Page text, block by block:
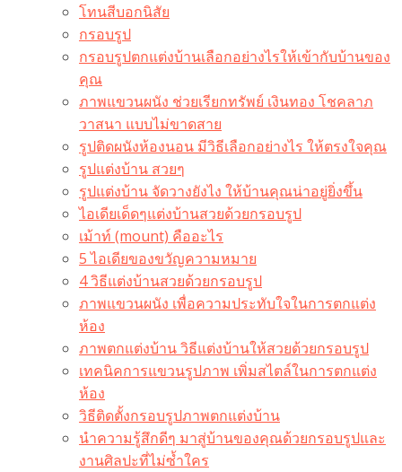
โทนสีบอกนิสัย
กรอบรูป
กรอบรูปตกแต่งบ้านเลือกอย่างไรให้เข้ากับบ้านของ
คุณ
ภาพแขวนผนัง ช่วยเรียกทรัพย์ เงินทอง โชคลาภ
วาสนา แบบไม่ขาดสาย
รูปติดผนังห้องนอน มีวิธีเลือกอย่างไร ให้ตรงใจคุณ
รูปแต่งบ้าน สวยๆ
รูปแต่งบ้าน จัดวางยังไง ให้บ้านคุณน่าอยู่ยิ่งขึ้น
ไอเดียเด็ดๆแต่งบ้านสวยด้วยกรอบรูป
เม้าท์ (mount) คืออะไร​
5 ไอเดียของขวัญความหมาย
4 วิธีแต่งบ้านสวยด้วยกรอบรูป
ภาพแขวนผนัง เพื่อความประทับใจในการตกแต่ง
ห้อง
ภาพตกแต่งบ้าน วิธีแต่งบ้านให้สวยด้วยกรอบรูป
เทคนิคการแขวนรูปภาพ เพิ่มสไตล์ในการตกแต่ง
ห้อง
วิธีติดตั้งกรอบรูปภาพตกแต่งบ้าน
นำความรู้สึกดีๆ มาสู่บ้านของคุณด้วยกรอบรูปและ
งานศิลปะที่ไม่ซ้ำใคร